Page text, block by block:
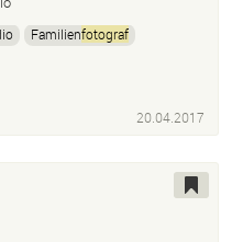
Familienfotograf
20.04.2017